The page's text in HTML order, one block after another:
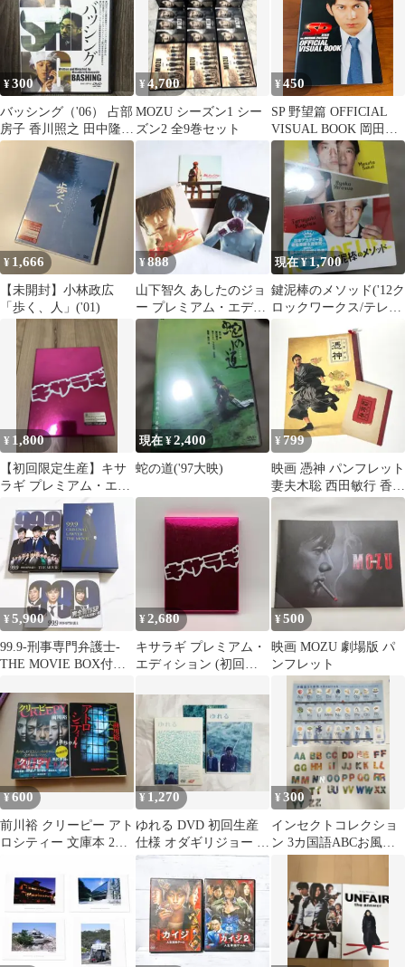
¥300
バッシング（'06） 占部
房子 香川照之 田中隆三
大塚寧々
¥4,700
MOZU シーズン1 シー
ズン2 全9巻セット
¥450
SP 野望篇 OFFICIAL
VISUAL BOOK 岡田准
一 公式本
¥ 1,666
【未開封】小林政広
「歩く、人」('01)
¥888
山下智久 あしたのジョ
ー プレミアム・エディ
ション (2枚組)
現在 ¥1,700
鍵泥棒のメソッド('12ク
ロックワークス/テレビ
ルコ/…
¥ 1,800
【初回限定生産】キサ
ラギ プレミアム・エデ
ィション DVD〈2枚
組〉
現在 ¥2,400
蛇の道('97大映)
¥799
映画 憑神 パンフレット
妻夫木聡 西田敏行 香川
照之 江口洋介 稲荷本付
¥5,900
99.9-刑事専門弁護士-
THE MOVIE BOX付き
¥2,680
キサラギ プレミアム・
エディション (初回限
¥500
映画 MOZU 劇場版 パ
ンフレット
¥600
前川裕 クリーピー アト
ロシティー 文庫本 2冊
¥ 1,270
ゆれる DVD 初回生産
仕様 オダギリジョー 香
川照之
¥300
インセクトコレクショ
ン 3カ国語ABCお風呂